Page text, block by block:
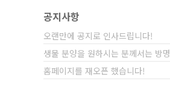
공지사항
오랜만에 공지로 인사드립니다!
홈페이지를 재오픈 했습니다!